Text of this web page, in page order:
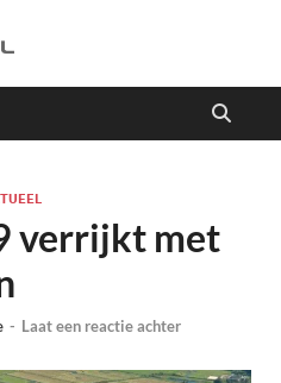
verrijkt met
- Laat een reactie achter